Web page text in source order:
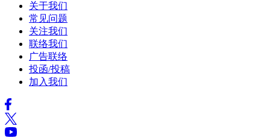
关于我们
常见问题
关注我们
联络我们
广告联络
投函/投稿
加入我们